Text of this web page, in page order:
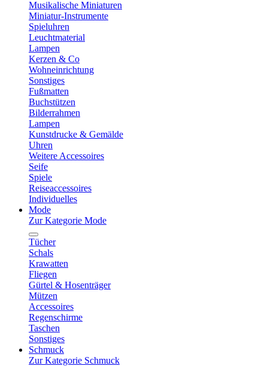
Musikalische Miniaturen
Miniatur-Instrumente
Spieluhren
Leuchtmaterial
Lampen
Kerzen & Co
Wohneinrichtung
Sonstiges
Fußmatten
Buchstützen
Bilderrahmen
Lampen
Kunstdrucke & Gemälde
Uhren
Weitere Accessoires
Seife
Spiele
Reiseaccessoires
Individuelles
Mode
Zur Kategorie Mode
Tücher
Schals
Krawatten
Fliegen
Gürtel & Hosenträger
Mützen
Accessoires
Regenschirme
Taschen
Sonstiges
Schmuck
Zur Kategorie Schmuck